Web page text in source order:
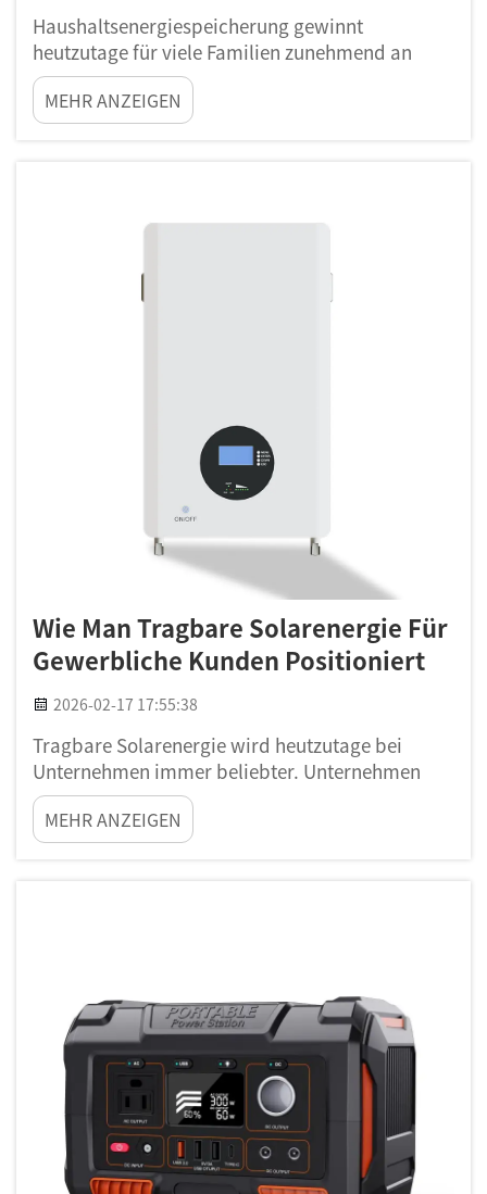
Haushaltsenergiespeicherung gewinnt
heutzutage für viele Familien zunehmend an
Bedeutung. Angesichts steigender Strompreise
und des wachsenden Bedarfs an sauberer
Energie möchten Verbraucher ihre eigene
MEHR ANZEIGEN
Wie Man Tragbare Solarenergie Für
Gewerbliche Kunden Positioniert
2026-02-17 17:55:38
Tragbare Solarenergie wird heutzutage bei
Unternehmen immer beliebter. Unternehmen
wie Poforce stehen an der Spitze dieses Trends
und machen Solarenergie für gewerbliche
Anwendungen einfach zugänglich. Diese Art von
MEHR ANZEIGEN